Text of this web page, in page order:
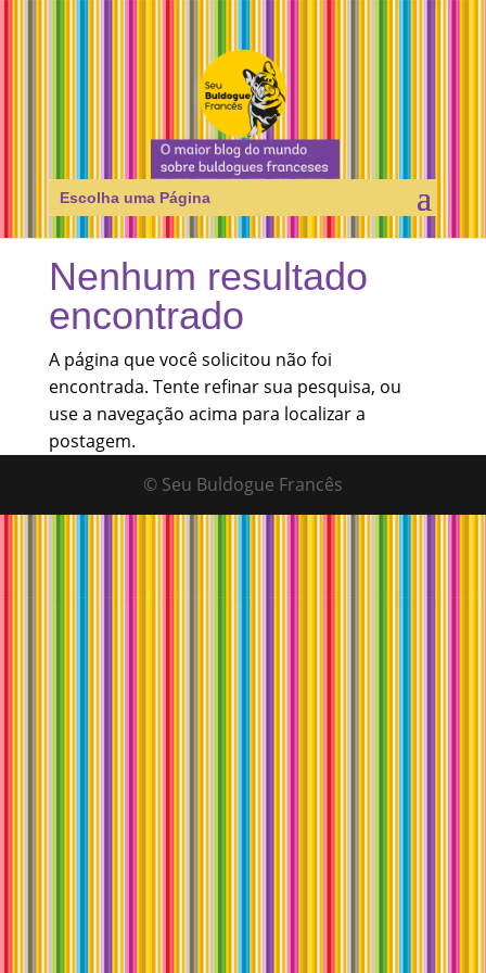
Escolha uma Página
Nenhum resultado
encontrado
A página que você solicitou não foi
encontrada. Tente refinar sua pesquisa, ou
use a navegação acima para localizar a
postagem.
© Seu Buldogue Francês